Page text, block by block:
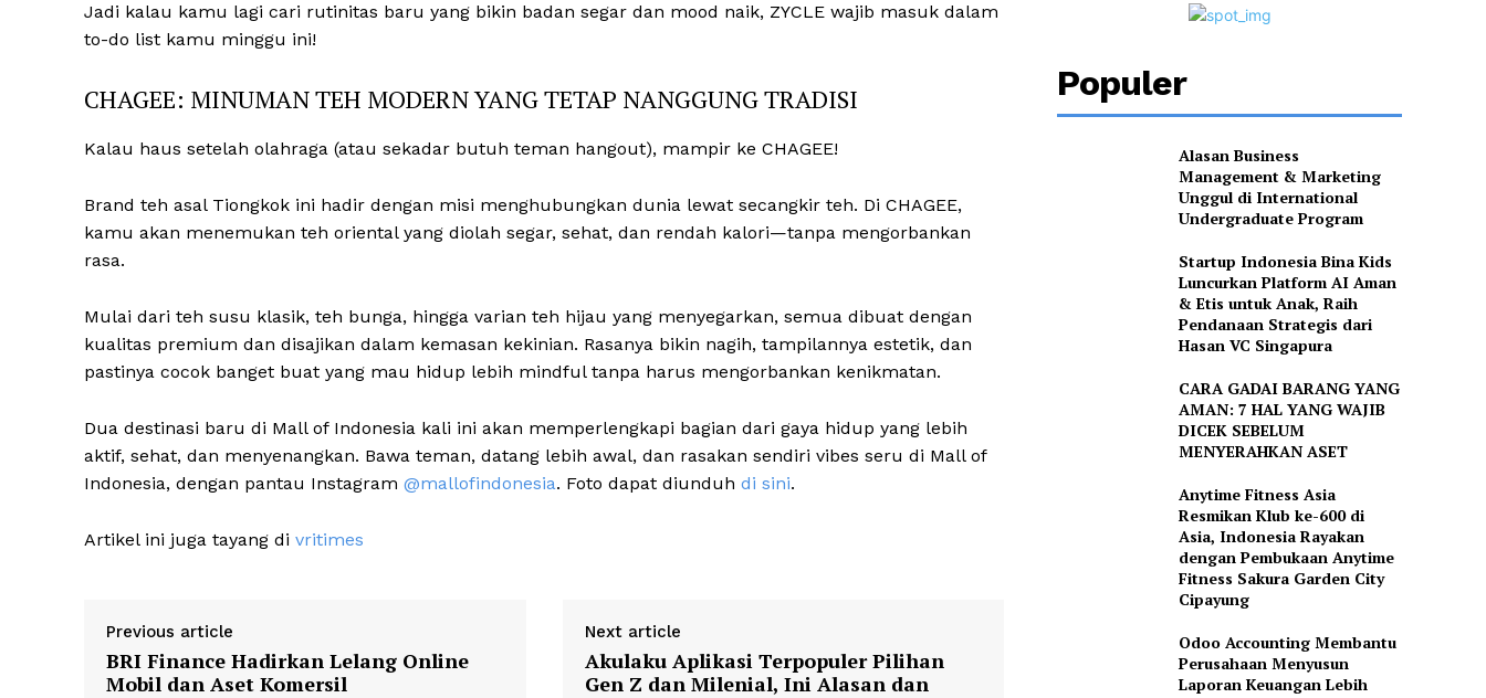
Jadi kalau kamu lagi cari rutinitas baru yang bikin badan segar dan mood naik, ZYCLE wajib masuk dalam
to-do list kamu minggu ini!
CHAGEE: MINUMAN TEH MODERN YANG TETAP NANGGUNG TRADISI
Kalau haus setelah olahraga (atau sekadar butuh teman hangout), mampir ke CHAGEE!
Brand teh asal Tiongkok ini hadir dengan misi menghubungkan dunia lewat secangkir teh. Di CHAGEE,
kamu akan menemukan teh oriental yang diolah segar, sehat, dan rendah kalori—tanpa mengorbankan
rasa.
Mulai dari teh susu klasik, teh bunga, hingga varian teh hijau yang menyegarkan, semua dibuat dengan
kualitas premium dan disajikan dalam kemasan kekinian. Rasanya bikin nagih, tampilannya estetik, dan
pastinya cocok banget buat yang mau hidup lebih mindful tanpa harus mengorbankan kenikmatan.
Dua destinasi baru di Mall of Indonesia kali ini akan memperlengkapi bagian dari gaya hidup yang lebih
aktif, sehat, dan menyenangkan. Bawa teman, datang lebih awal, dan rasakan sendiri vibes seru di Mall of
Indonesia, dengan pantau Instagram @mallofindonesia. Foto dapat diunduh di sini.
Artikel ini juga tayang di vritimes
Previous article
BRI Finance Hadirkan Lelang Online
Mobil dan Aset Komersil
Next article
Akulaku Aplikasi Terpopuler Pilihan
Gen Z dan Milenial, Ini Alasan dan
Populer
Alasan Business
Management & Marketing
Unggul di International
Undergraduate Program
Startup Indonesia Bina Kids
Luncurkan Platform AI Aman
& Etis untuk Anak, Raih
Pendanaan Strategis dari
Hasan VC Singapura
CARA GADAI BARANG YANG
AMAN: 7 HAL YANG WAJIB
DICEK SEBELUM
MENYERAHKAN ASET
Anytime Fitness Asia
Resmikan Klub ke-600 di
Asia, Indonesia Rayakan
dengan Pembukaan Anytime
Fitness Sakura Garden City
Cipayung
Odoo Accounting Membantu
Perusahaan Menyusun
Laporan Keuangan Lebih